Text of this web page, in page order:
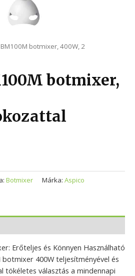
botmixer, 400W, 2
botmixer,
Botmixer Márka: Aspico
Erőteljes és Könnyen Használható
botmixer 400W teljesítményével és
tökéletes választás a mindennapi